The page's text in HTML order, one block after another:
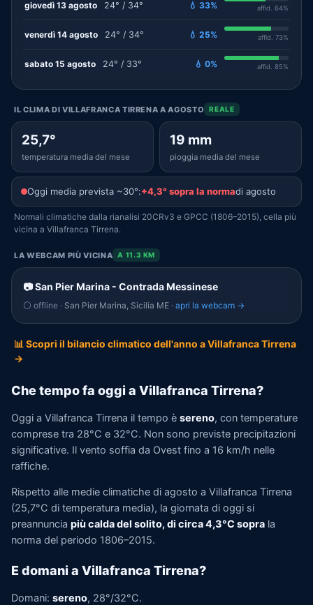
giovedì 13 agosto 24° / 34° 💧 33% affid. 64%
venerdì 14 agosto 24° / 34° 💧 25% affid. 73%
sabato 15 agosto 24° / 33° 💧 0% affid. 85%
IL CLIMA DI VILLAFRANCA TIRRENA A AGOSTO REALE
25,7°
temperatura media del mese
19 mm
pioggia media del mese
Oggi media prevista ~30°:+4,3° sopra la normadi agosto
Normali climatiche dalla rianalisi 20CRv3 e GPCC (1806–2015), cella più
vicina a Villafranca Tirrena.
LA WEBCAM PIÙ VICINA A 11.3 KM
📷 San Pier Marina - Contrada Messinese
⚪ offline · San Pier Marina, Sicilia ME · apri la webcam →
📊 Scopri il bilancio climatico dell'anno a Villafranca Tirrena
→
Che tempo fa oggi a Villafranca Tirrena?
Oggi a Villafranca Tirrena il tempo è sereno, con temperature
comprese tra 28°C e 32°C. Non sono previste precipitazioni
significative. Il vento soffia da Ovest fino a 16 km/h nelle
raffiche.
Rispetto alle medie climatiche di agosto a Villafranca Tirrena
(25,7°C di temperatura media), la giornata di oggi si
preannuncia più calda del solito, di circa 4,3°C sopra la
norma del periodo 1806–2015.
E domani a Villafranca Tirrena?
Domani: sereno, 28°/32°C.